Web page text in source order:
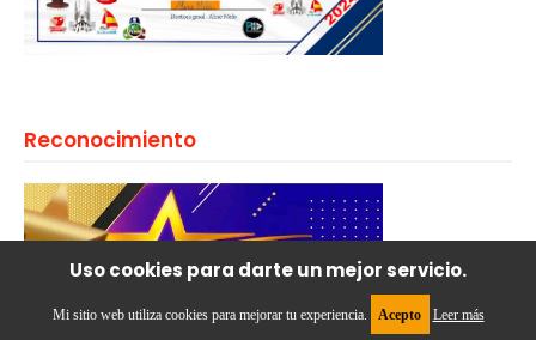
Reconocimiento
Uso cookies para darte un mejor servicio.
Mi sitio web utiliza cookies para mejorar tu experiencia. Acepto Leer más